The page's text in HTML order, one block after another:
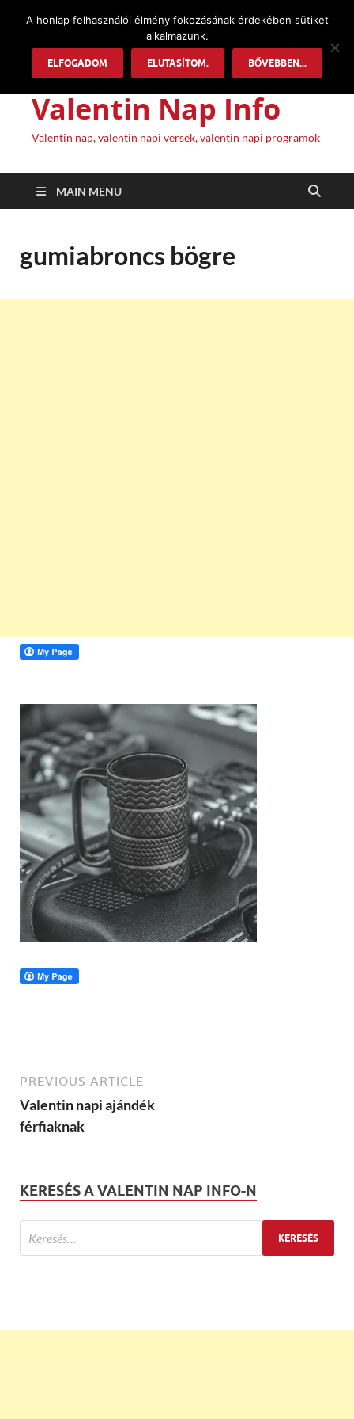
Valentin Nap Info
Valentin nap, valentin napi versek, valentin napi programok
MAIN MENU
gumiabroncs bögre
PREVIOUS ARTICLE
Valentin napi ajándék
férfiaknak
KERESÉS A VALENTIN NAP INFO-N
A honlap felhasználói élmény fokozásának érdekében sütiket
alkalmazunk.
ELFOGADOM ELUTASÍTOM. BŐVEBBEN...